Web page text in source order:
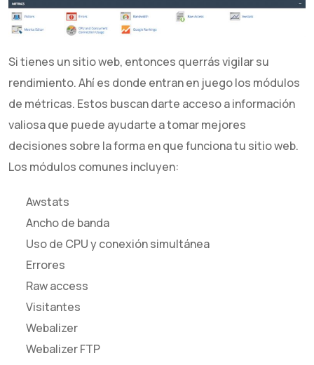
Si tienes un sitio web, entonces querrás vigilar su
rendimiento. Ahí es donde entran en juego los módulos
de métricas. Estos buscan darte acceso a información
valiosa que puede ayudarte a tomar mejores
decisiones sobre la forma en que funciona tu sitio web.
Los módulos comunes incluyen:
Awstats
Ancho de banda
Uso de CPU y conexión simultánea
Errores
Raw access
Visitantes
Webalizer
Webalizer FTP